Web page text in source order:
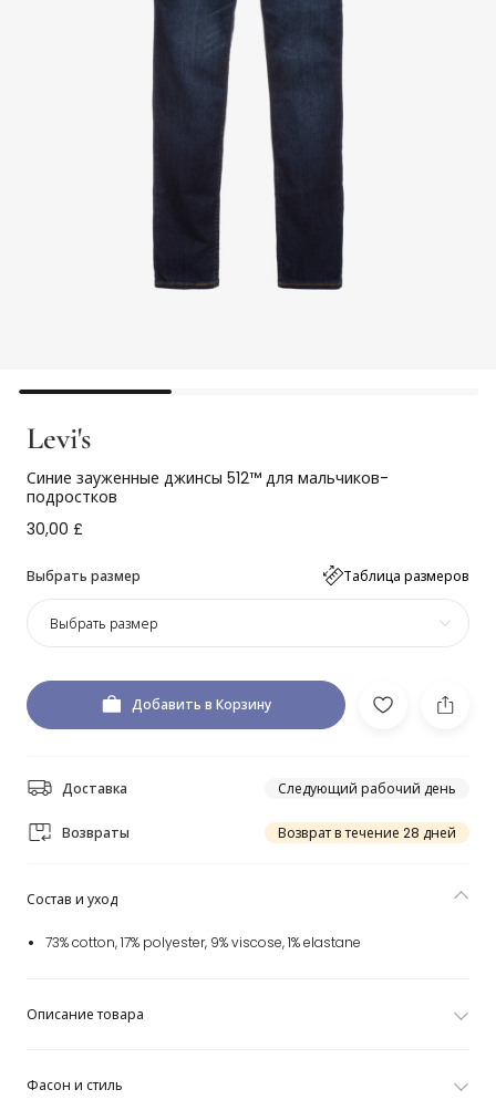
Levi's
Синие зауженные джинсы 512™ для мальчиков-
подростков
30,00 £
Выбрать размер Таблица размеров
Выбрать размер
Добавить в Корзину
Доставка Следующий рабочий день
Возвраты Возврат в течение 28 дней
Состав и уход
73% cotton, 17% polyester, 9% viscose, 1% elastane
Описание товара
Фасон и стиль